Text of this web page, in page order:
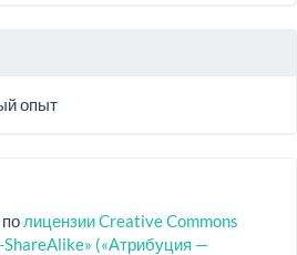
опыт
лицензии Creative Commons
(«Атрибуция —